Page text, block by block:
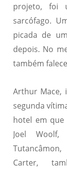
projeto, foi
sarcófago.
picada de
depois. No
também
Arthur Mace,
segunda
hotel em que
Joel
Carter,